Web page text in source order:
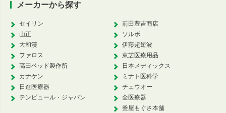
メーカーから探す
セイリン
山正
大和漢
ファロス
高田ベッド製作所
カナケン
日進医療器
テンピュール・ジャパン
前田豊吉商店
ソルボ
伊藤超短波
東芝医療用品
日本メディックス
ミナト医科学
チュウオー
全医療器
釜屋もぐさ本舗